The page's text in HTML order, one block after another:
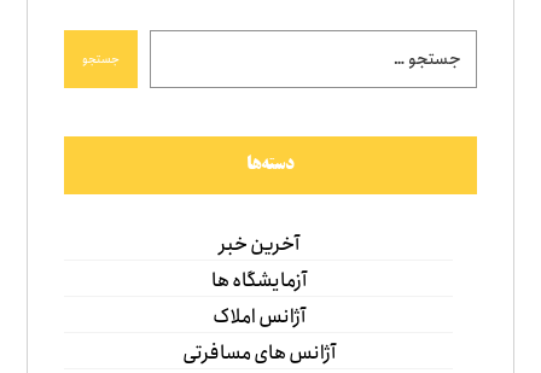
جستجو
دسته‌ها
آخرین خبر
آزمایشگاه ها
آژانس املاک
آژانس های مسافرتی